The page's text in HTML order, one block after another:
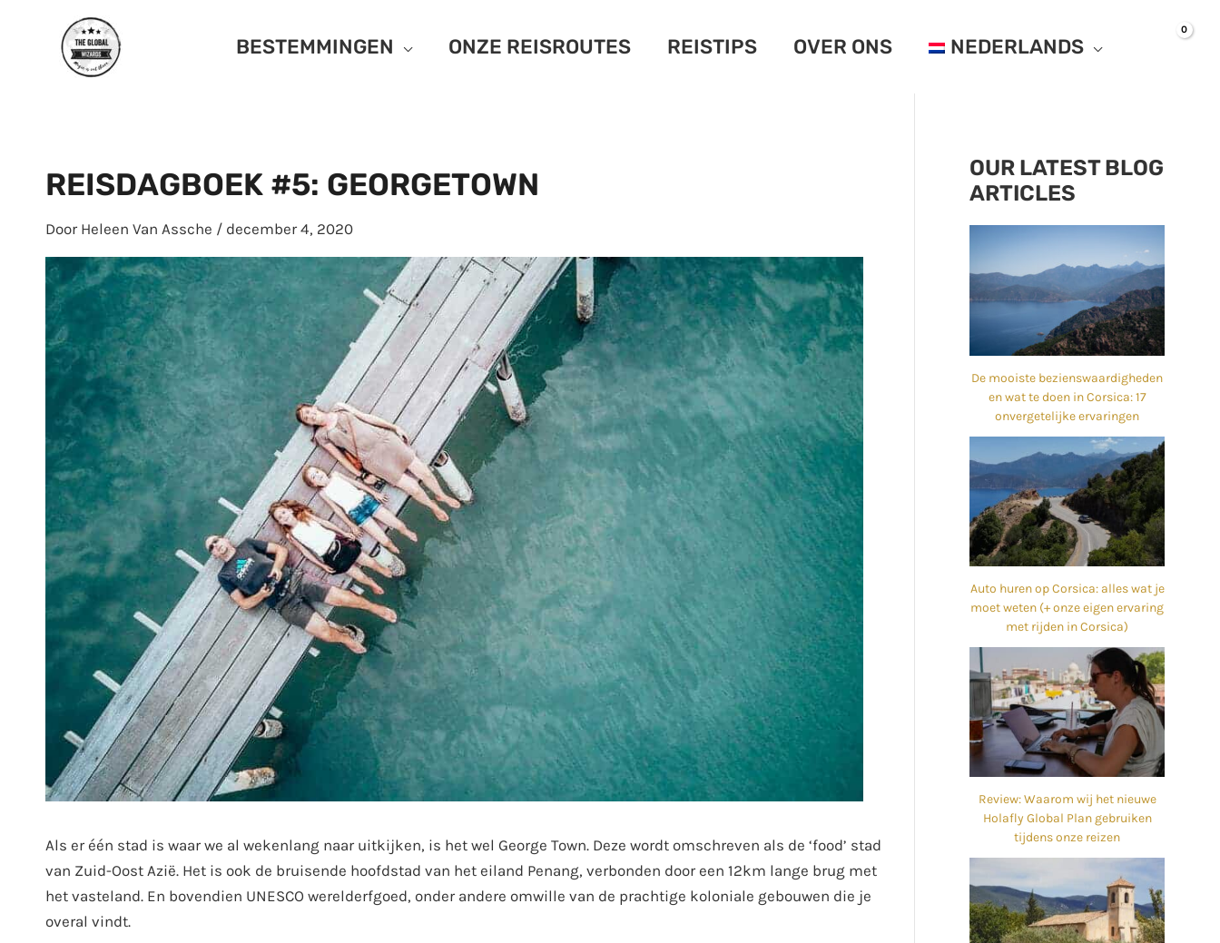
BESTEMMINGEN ONZE REISROUTES REISTIPS OVER ONS NEDERLANDS
REISDAGBOEK #5: GEORGETOWN
Door Heleen Van Assche / december 4, 2020
Als er één stad is waar we al wekenlang naar uitkijken, is het wel George Town. Deze wordt omschreven als de ‘food’ stad
van Zuid-Oost Azië. Het is ook de bruisende hoofdstad van het eiland Penang, verbonden door een 12km lange brug met
het vasteland. En bovendien UNESCO werelderfgoed, onder andere omwille van de prachtige koloniale gebouwen die je
overal vindt.
OUR LATEST BLOG
ARTICLES
De mooiste bezienswaardigheden
en wat te doen in Corsica: 17
onvergetelijke ervaringen
Auto huren op Corsica: alles wat je
moet weten (+ onze eigen ervaring
met rijden in Corsica)
Review: Waarom wij het nieuwe
Holafly Global Plan gebruiken
tijdens onze reizen